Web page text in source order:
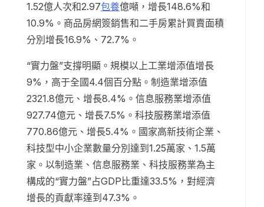
1.52億人次和2.97包養億噸，增長148.6%和
10.9%。商品房網簽銷售和二手房累計買賣面積
分別增長16.9%、72.7%。
“實力盤”支撐明顯。規模以上工業增添值增長
9%，高于全國4.4個百分點。制造業增添值
2321.8億元、增長8.4%。信息服務業增添值
927.74億元、增長7.5%。科技服務業增添值
770.86億元、增長5.4%。國家高新技術企業、
科技型中小企業數量分別達到1.25萬家、1.5萬
家。以制造業、信息服務業、科技服務業為主
構成的“實力盤”占GDP比重達33.5%，對經濟
增長的貢獻率達到47.3%。